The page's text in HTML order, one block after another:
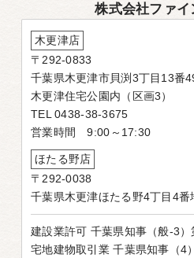
株式会社ファイ
木更津店
〒292-0833
千葉県木更津市貝渕3丁目13番
木更津住宅公園内（区画3）
TEL 0438-38-3675
営業時間 9:00～17:30
ほたる野店
〒292-0038
千葉県木更津ほたる野4丁目4番
建設業許可 千葉県知事（般-3
宅地建物取引業 千葉県知事（4